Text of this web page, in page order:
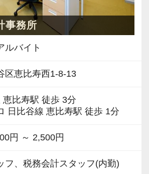
長」を後押しする社風なので失
標に向かってチャレンジするこ
の声】
事務所で、なかなか担当を持つ
んでした。
考えて転職を決意し、当社に入
フィスの責任者として一つの拠
社会人としての身だしなみを
ば大丈夫です。ネイルも自由で
ます。
契約頂いているクライアント
した場合は、クライアントへの
事務所で半額を負担します。
って金額の上限あり）
案力も日々磨きをかけていま
当事務所で人生の武器に変え
ティンにとどまらず、「考える
市場価値を高めたい方、是非一
しょう。
、どちらも大切に。効率的な業
ワークで繁忙期以外は無理のな
腰を据えて働きながら専門性も
れる方、是非ご応募下さい。専
事務所
ルバイト
区恵比寿西1-8-13
恵比寿駅 徒歩 3分
日比谷線 恵比寿駅 徒歩 1分
円 ～ 2,500円
フ、税務会計スタッフ(内勤)